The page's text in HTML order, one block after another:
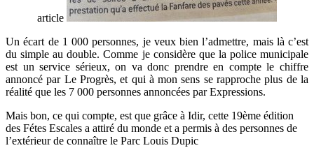
article
Un écart de 1 000 personnes, je veux bien l’admettre, mais là c’est
du simple au double. Comme je considère que la police municipale
est un service sérieux, on va donc prendre en compte le chiffre
annoncé par Le Progrès, et qui à mon sens se rapproche plus de la
réalité que les 7 000 personnes annoncées par Expressions.
Mais bon, ce qui compte, est que grâce à Idir, cette 19ème édition
des Fétes Escales a attiré du monde et a permis à des personnes de
l’extérieur de connaître le Parc Louis Dupic